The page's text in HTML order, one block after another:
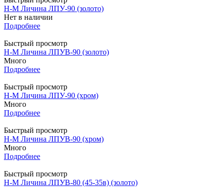
Н-М Личина ЛПУ-90 (золото)
Нет в наличии
Подробнее
Быстрый просмотр
Н-М Личина ЛПУВ-90 (золото)
Много
Подробнее
Быстрый просмотр
Н-М Личина ЛПУ-90 (хром)
Много
Подробнее
Быстрый просмотр
Н-М Личина ЛПУВ-90 (хром)
Много
Подробнее
Быстрый просмотр
Н-М Личина ЛПУВ-80 (45-35в) (золото)